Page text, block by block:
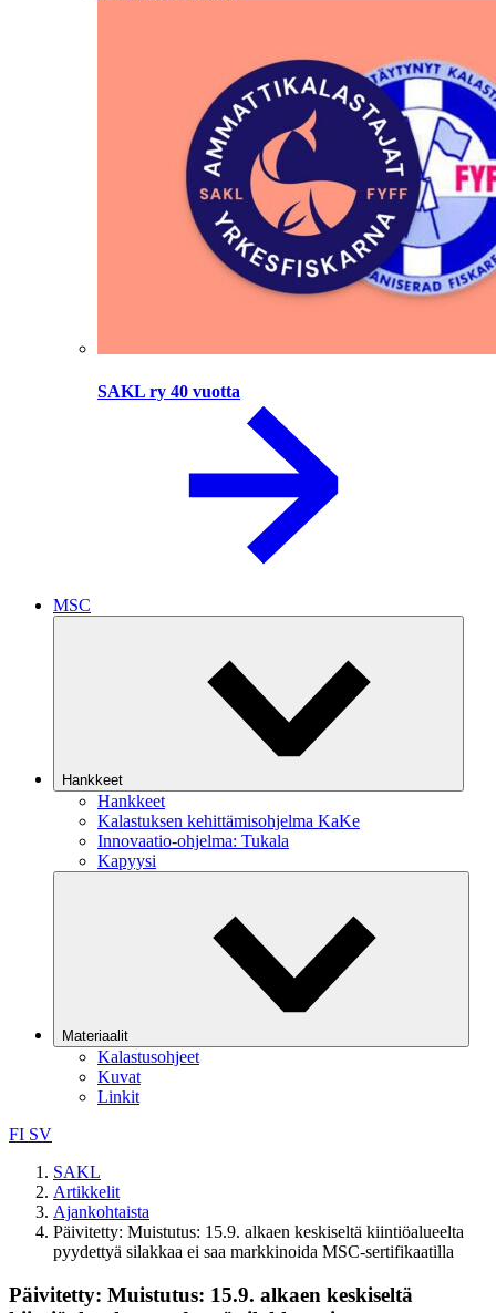
SAKL ry 40 vuotta
MSC
Hankkeet
Hankkeet
Kalastuksen kehittämisohjelma KaKe
Innovaatio-ohjelma: Tukala
Kapyysi
Materiaalit
Kalastusohjeet
Kuvat
Linkit
FI SV
SAKL
Artikkelit
Ajankohtaista
Päivitetty: Muistutus: 15.9. alkaen keskiseltä kiintiöalueelta
pyydettyä silakkaa ei saa markkinoida MSC-sertifikaatilla
Päivitetty: Muistutus: 15.9. alkaen keskiseltä